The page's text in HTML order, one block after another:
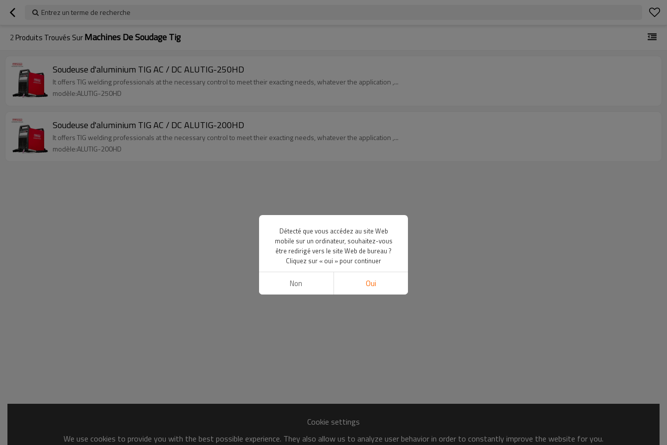
Entrez un terme de recherche
2 Produits Trouvés SurMachines De Soudage Tig
Soudeuse d'aluminium TIG AC / DC ALUTIG-250HD
It offers TIG welding professionals at the necessary control to meet their exacting needs, whatever the application ,...
modèle:ALUTIG-250HD
Soudeuse d'aluminium TIG AC / DC ALUTIG-200HD
It offers TIG welding professionals at the necessary control to meet their exacting needs, whatever the application ,...
modèle:ALUTIG-200HD
Cookie settings
We use cookies to provide you with the best possible experience. They also allow us to analyze user behavior in order to constantly improve the website for you.
Détecté que vous accédez au site Web
mobile sur un ordinateur, souhaitez-vous
être redirigé vers le site Web de bureau ?
Cliquez sur « oui » pour continuer
Non Oui